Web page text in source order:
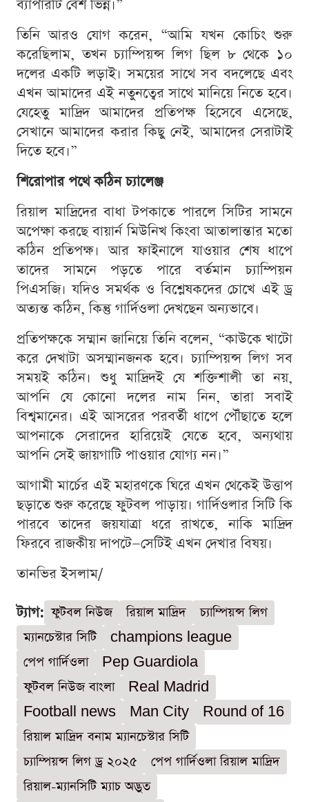
ব্যাপারটি বেশ ভিন্ন।”
তিনি আরও যোগ করেন, “আমি যখন কোচিং শুরু
করেছিলাম, তখন চ্যাম্পিয়ন্স লিগ ছিল ৮ থেকে ১০
দলের একটি লড়াই। সময়ের সাথে সব বদলেছে এবং
এখন আমাদের এই নতুনত্বের সাথে মানিয়ে নিতে হবে।
যেহেতু মাদ্রিদ আমাদের প্রতিপক্ষ হিসেবে এসেছে,
সেখানে আমাদের করার কিছু নেই, আমাদের সেরাটাই
দিতে হবে।”
শিরোপার পথে কঠিন চ্যালেঞ্জ
রিয়াল মাদ্রিদের বাধা টপকাতে পারলে সিটির সামনে
অপেক্ষা করছে বায়ার্ন মিউনিখ কিংবা আতালান্তার মতো
কঠিন প্রতিপক্ষ। আর ফাইনালে যাওয়ার শেষ ধাপে
তাদের সামনে পড়তে পারে বর্তমান চ্যাম্পিয়ন
পিএসজি। যদিও সমর্থক ও বিশ্লেষকদের চোখে এই ড্র
অত্যন্ত কঠিন, কিন্তু গার্দিওলা দেখছেন অন্যভাবে।
প্রতিপক্ষকে সম্মান জানিয়ে তিনি বলেন, “কাউকে খাটো
করে দেখাটা অসম্মানজনক হবে। চ্যাম্পিয়ন্স লিগ সব
সময়ই কঠিন। শুধু মাদ্রিদই যে শক্তিশালী তা নয়,
আপনি যে কোনো দলের নাম নিন, তারা সবাই
বিশ্বমানের। এই আসরের পরবর্তী ধাপে পৌঁছাতে হলে
আপনাকে সেরাদের হারিয়েই যেতে হবে, অন্যথায়
আপনি সেই জায়গাটি পাওয়ার যোগ্য নন।”
আগামী মার্চের এই মহারণকে ঘিরে এখন থেকেই উত্তাপ
ছড়াতে শুরু করেছে ফুটবল পাড়ায়। গার্দিওলার সিটি কি
পারবে তাদের জয়যাত্রা ধরে রাখতে, নাকি মাদ্রিদ
ফিরবে রাজকীয় দাপটে—সেটিই এখন দেখার বিষয়।
তানভির ইসলাম/
ট্যাগ: ফুটবল নিউজ রিয়াল মাদ্রিদ
চ্যাম্পিয়ন্স লিগ
ম্যানচেস্টার সিটি
champions league
পেপ গার্দিওলা
Pep Guardiola
ফুটবল নিউজ বাংলা
Real Madrid
Football news
Man City
Round of 16
রিয়াল মাদ্রিদ বনাম ম্যানচেস্টার সিটি
চ্যাম্পিয়ন্স লিগ ড্র ২০২৫
পেপ গার্দিওলা রিয়াল মাদ্রিদ
রিয়াল-ম্যানসিটি ম্যাচ অদ্ভুত